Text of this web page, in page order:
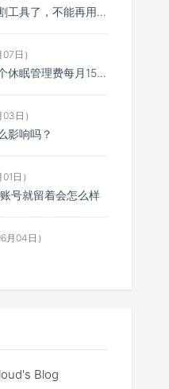
这玩意已经废了，成收割工具了，不能再用了。
日）
我一年不用了才发现这个休眠管理费每月15，一共扣了我135元，然后我消费还消费不了，我宁愿消费掉也不...
日）
影响吗？
日）
号就留着会怎么样
月04日）
Blog